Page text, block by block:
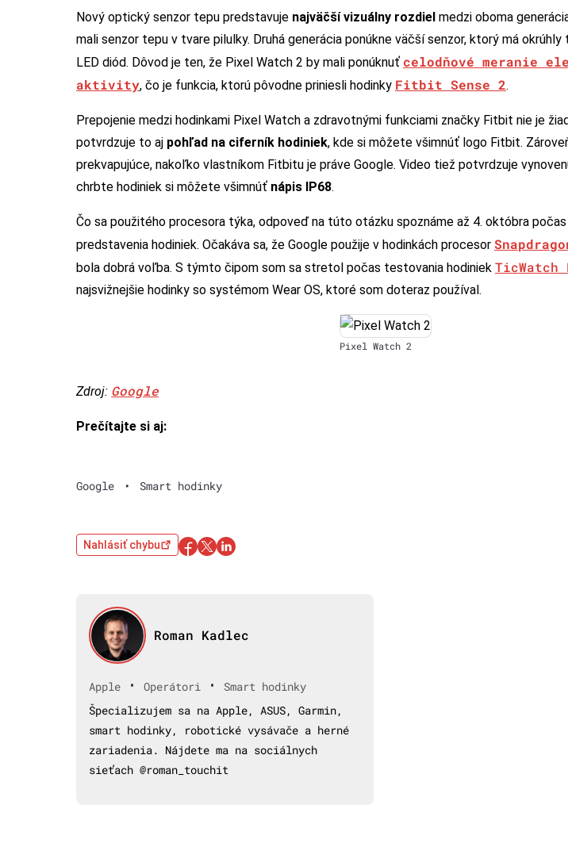
Nový optický senzor tepu predstavuje najväčší vizuálny rozdiel medzi oboma
mali senzor tepu v tvare pilulky. Druhá generácia ponúkne väčší senzor, ktorý má okrúhly
LED diód. Dôvod je ten, že Pixel Watch 2 by mali ponúknuť celodňové meranie
aktivity, čo je funkcia, ktorú pôvodne priniesli hodinky Fitbit Sense 2.
Prepojenie medzi hodinkami Pixel Watch a zdravotnými funkciami značky Fitbit nie je
potvrdzuje to aj pohľad na ciferník hodiniek, kde si môžete všimnúť logo Fitbit.
prekvapujúce, nakoľko vlastníkom Fitbitu je práve Google. Video tiež potvrdzuje
chrbte hodiniek si môžete všimnúť nápis IP68.
Čo sa použitého procesora týka, odpoveď na túto otázku spoznáme až 4. októbra
predstavenia hodiniek. Očakáva sa, že Google použije v hodinkách procesor
bola dobrá voľba. S týmto čipom som sa stretol počas testovania hodiniek TicWatch
najsvižnejšie hodinky so systémom Wear OS, ktoré som doteraz používal.
Pixel Watch 2
Zdroj: Google
Prečítajte si aj:
Google • Smart hodinky
Nahlásiť chybu
Roman Kadlec
Apple • Operátori •
Smart hodinky
Špecializujem sa na Apple, ASUS, Garmin,
smart hodinky, robotické vysávače a herné
zariadenia. Nájdete ma na sociálnych
sieťach @roman_touchit